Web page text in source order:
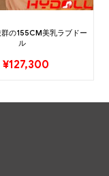
の155CM美乳ラブドー
ル
¥127,300